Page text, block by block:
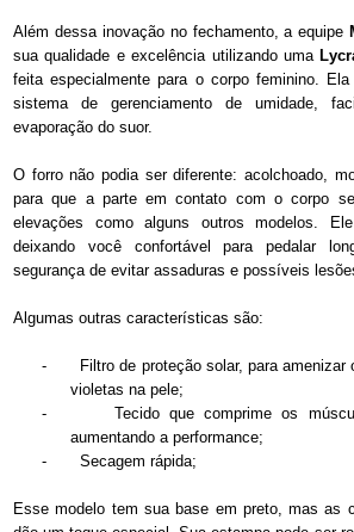
Além dessa inovação no fechamento, a equipe
sua qualidade e excelência utilizando uma
feita especialmente para o corpo feminino.
sistema de gerenciamento de umidade,
evaporação do suor.
O forro não podia ser diferente: acolchoado,
para que a parte em contato com o corpo
elevações como alguns outros modelos.
deixando você confortável para pedalar
segurança de evitar assaduras e possíveis
Algumas outras características são:
-
Filtro de proteção solar, para
violetas na pele;
-
Tecido que comprime os
aumentando a performance;
-
Secagem rápida;
Esse modelo tem sua base em preto, mas as